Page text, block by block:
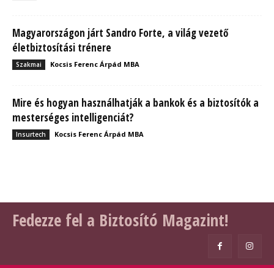
Magyarországon járt Sandro Forte, a világ vezető
életbiztosítási trénere
Szakmai Kocsis Ferenc Árpád MBA
Mire és hogyan használhatják a bankok és a biztosítók a
mesterséges intelligenciát?
Insurtech Kocsis Ferenc Árpád MBA
Fedezze fel a Biztosító Magazint!